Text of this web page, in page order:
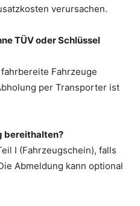
verursachen.
TÜV oder Schlüssel
Fahrzeuge
per Transporter ist
bereithalten?
I (Fahrzeugschein), falls
Abmeldung kann optional